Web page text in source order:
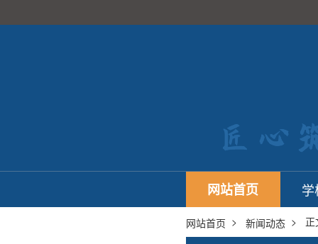
网站首页
网站首页 > 新闻动态> 正